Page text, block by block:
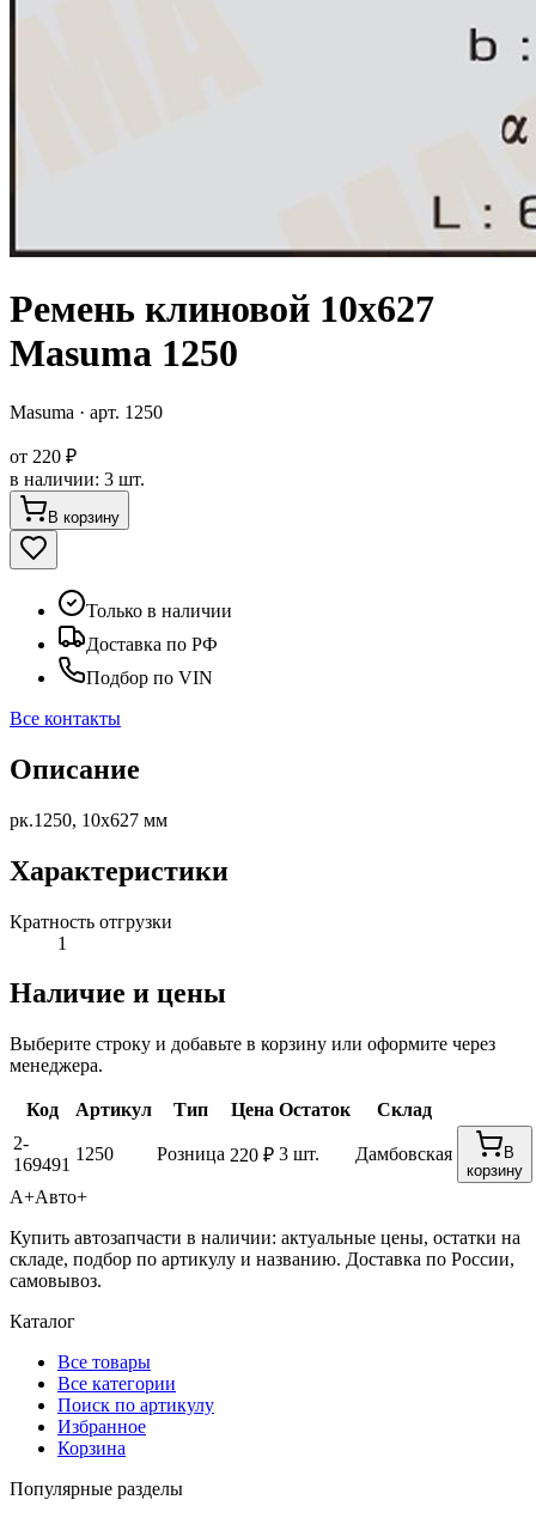
Ремень клиновой 10x627
Masuma 1250
Masuma · арт. 1250
от 220 ₽
в наличии: 3 шт.
В корзину
Только в наличии
Доставка по РФ
Подбор по VIN
Все контакты
Описание
рк.1250, 10x627 мм
Характеристики
Кратность отгрузки
1
Наличие и цены
Выберите строку и добавьте в корзину или оформите через
менеджера.
Код Артикул Тип Цена Остаток
Склад
2-
169491
1250 Розница 220 ₽ 3 шт. Дамбовская
В
корзину
А+Авто+
Купить автозапчасти в наличии: актуальные цены, остатки на
складе, подбор по артикулу и названию. Доставка по России,
самовывоз.
Каталог
Все товары
Все категории
Поиск по артикулу
Избранное
Корзина
Популярные разделы